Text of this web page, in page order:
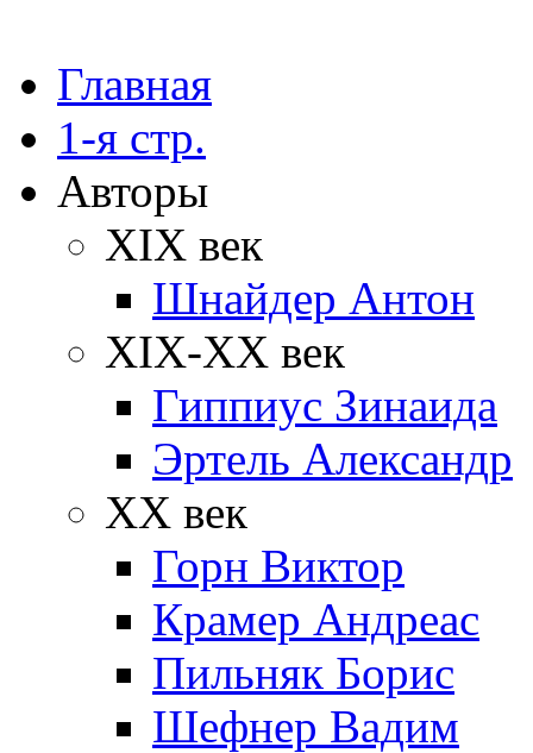
Главная
1-я стр.
Авторы
XIX век
Шнайдер Антон
XIX-XX век
Гиппиус Зинаида
Эртель Александр
XX век
Горн Виктор
Крамер Андреас
Пильняк Борис
Шефнер Вадим